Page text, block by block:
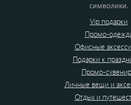
символики.
Vip подарки
Промо-
Офисные
Подарки к
Промо-
Личные вещи и
Отдых и